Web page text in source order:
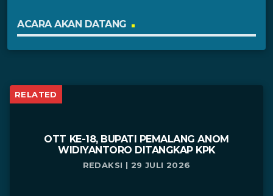
ACARA AKAN DATANG
RELATED
OTT KE-18, BUPATI PEMALANG ANOM
WIDIYANTORO DITANGKAP KPK
REDAKSI | 29 JULI 2026